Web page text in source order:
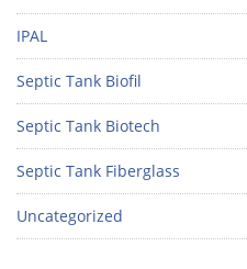
IPAL
Septic Tank Biofil
Septic Tank Biotech
Septic Tank Fiberglass
Uncategorized